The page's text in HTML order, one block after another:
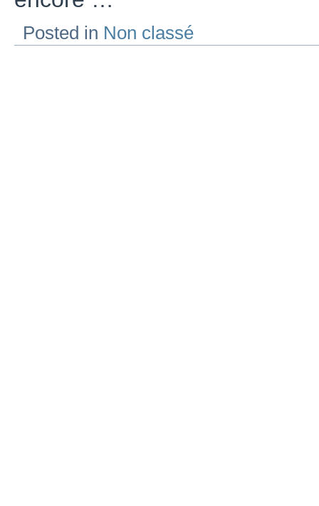
Posted in Non classé